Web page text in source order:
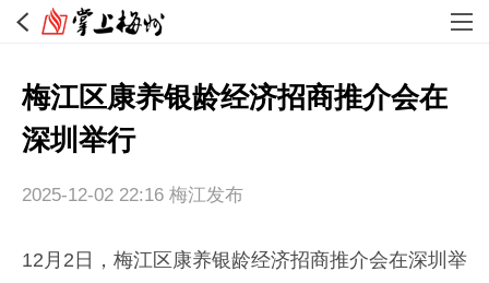
梅江区康养银龄经济招商推介会在
深圳举行
2025-12-02 22:16 梅江发布
12月2日，梅江区康养银龄经济招商推介会在深圳举